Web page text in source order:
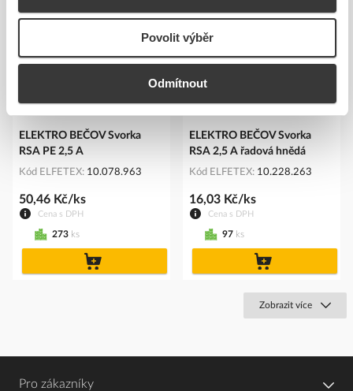
Povolit výběr
Odmítnout
ELEKTRO BEČOV Svorka
RSA PE 2,5 A
Kód ELFETEX 10.078.963
Cena s DPH
50,46 Kč/ks
273 ks
ELEKTRO BEČOV Svorka
RSA 2,5 A řadová hnědá
Kód ELFETEX 10.228.263
Cena s DPH
16,03 Kč/ks
97 ks
Zobrazit více
Pro zákazníky